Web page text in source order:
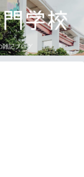
雑記ブログ